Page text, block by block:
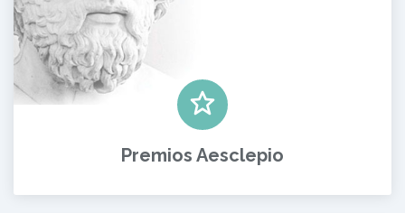
Premios Aesclepio